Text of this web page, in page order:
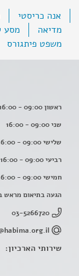
אנה כריסטי
מדיאה
מסע
משפט פיתגורס
ראשון 09:00 - 16:00
שני 09:00 - 16:00
שלישי 09:00 - 16:00
רביעי 09:00 - 16:00
חמישי 09:00 - 16:00
הגעה בתיאום מראש
03-5266720
שירותי הארכיון: